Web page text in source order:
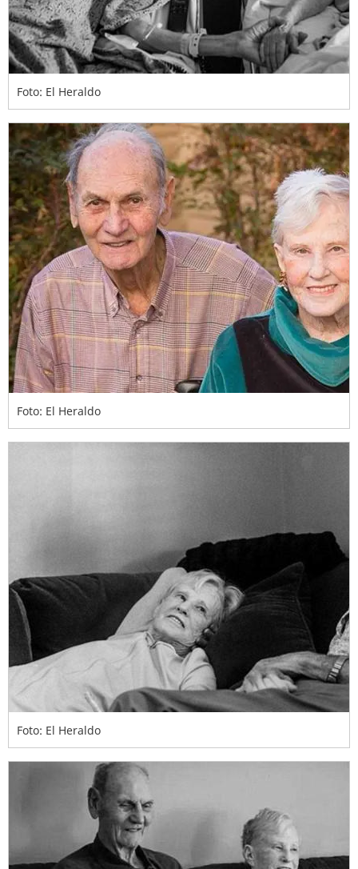
Foto: El Heraldo
Foto: El Heraldo
Foto: El Heraldo